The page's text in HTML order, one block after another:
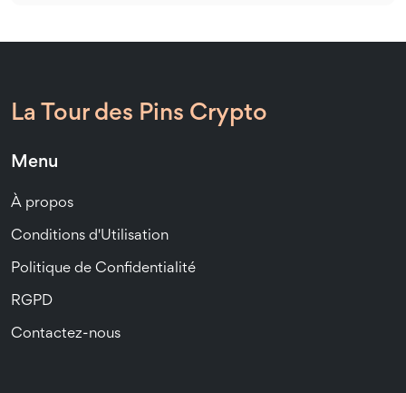
La Tour des Pins Crypto
Menu
À propos
Conditions d'Utilisation
Politique de Confidentialité
RGPD
Contactez-nous